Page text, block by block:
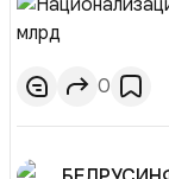
транзакций,
слияний и
0